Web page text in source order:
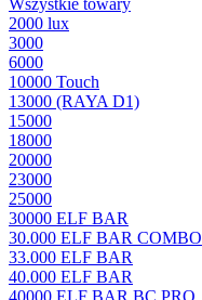
Wszystkie towary
2000 lux
3000
6000
10000 Touch
13000 (RAYA D1)
15000
18000
20000
23000
25000
30000 ELF BAR
30.000 ELF BAR COMBO
33.000 ELF BAR
40.000 ELF BAR
40000 ELF BAR BC PRO